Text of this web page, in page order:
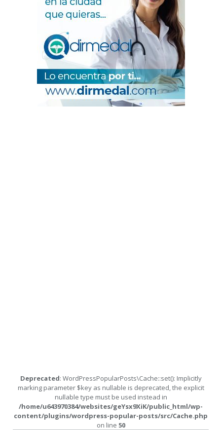
Deprecated: WordPressPopularPosts\Cache::set(): Implicitly
marking parameter $key as nullable is deprecated, the explicit
nullable type must be used instead in
/home/u643970384/websites/geYsx9XiK/public_html/wp-
content/plugins/wordpress-popular-posts/src/Cache.php
on line 50